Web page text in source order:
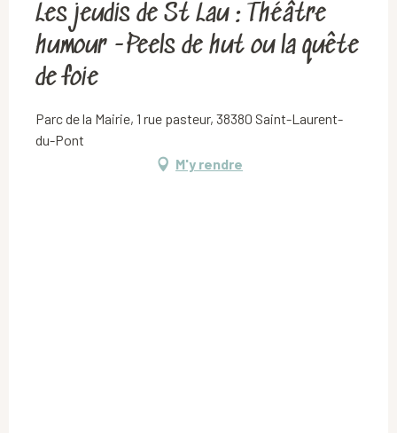
Les jeudis de St Lau : Théâtre
humour -Peels de hut ou la quête
de foie
Parc de la Mairie, 1 rue pasteur, 38380 Saint-Laurent-
du-Pont
M'y rendre